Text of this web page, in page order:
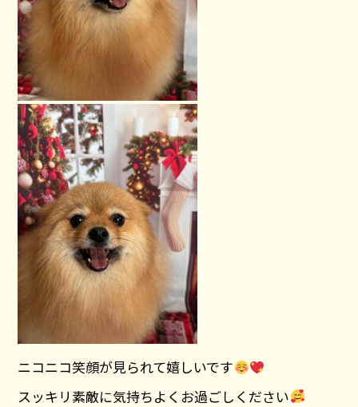
ニコニコ笑顔が見られて嬉しいです
スッキリ素敵に気持ちよくお過ごしください